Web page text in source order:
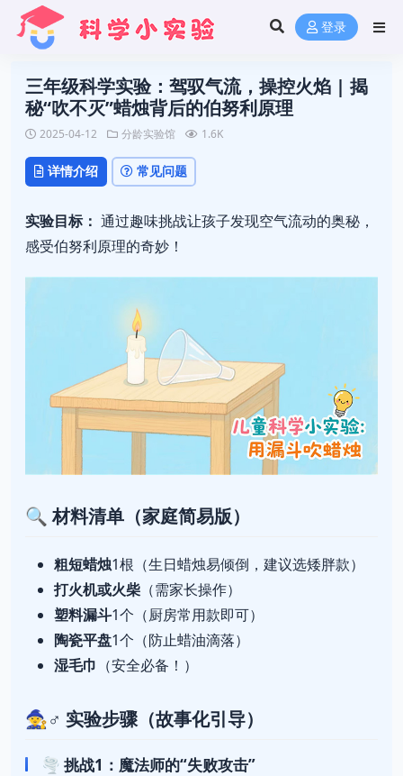
登录
三年级科学实验：驾驭气流，操控火焰 | 揭
秘“吹不灭”蜡烛背后的伯努利原理
2025-04-12 分龄实验馆 1.6K
详情介绍 常见问题
实验目标： 通过趣味挑战让孩子发现空气流动的奥秘，
感受伯努利原理的奇妙！
🔍 材料清单（家庭简易版）
粗短蜡烛1根（生日蜡烛易倾倒，建议选矮胖款）
打火机或火柴 （需家长操作）
塑料漏斗1个（厨房常用款即可）
陶瓷平盘1个（防止蜡油滴落）
湿毛巾 （安全必备！）
🧙♂️ 实验步骤（故事化引导）
🌪️ 挑战1：魔法师的“失败攻击”